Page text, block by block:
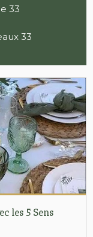
33
33
les 5 Sens